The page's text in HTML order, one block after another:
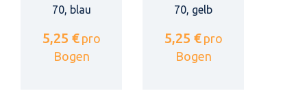
70, blau
5,25 € pro
Bogen
70, gelb
5,25 € pro
Bogen